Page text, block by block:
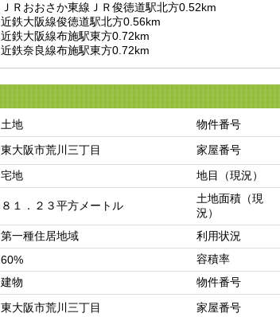
ＪＲおおさか東線ＪＲ俊徳道駅北方0.52km
近鉄大阪線俊徳道駅北方0.56km
近鉄大阪線布施駅東方0.72km
近鉄奈良線布施駅東方0.72km
土地 物件番号
東大阪市荒川三丁目
家屋番号
宅地
地目（現況）
８１．２３平方メートル
土地面積（現
況）
第一種住居地域
利用状況
60% 容積率
建物 物件番号
東大阪市荒川三丁目
家屋番号